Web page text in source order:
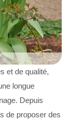
et de qualité,
longue
Depuis
de proposer des